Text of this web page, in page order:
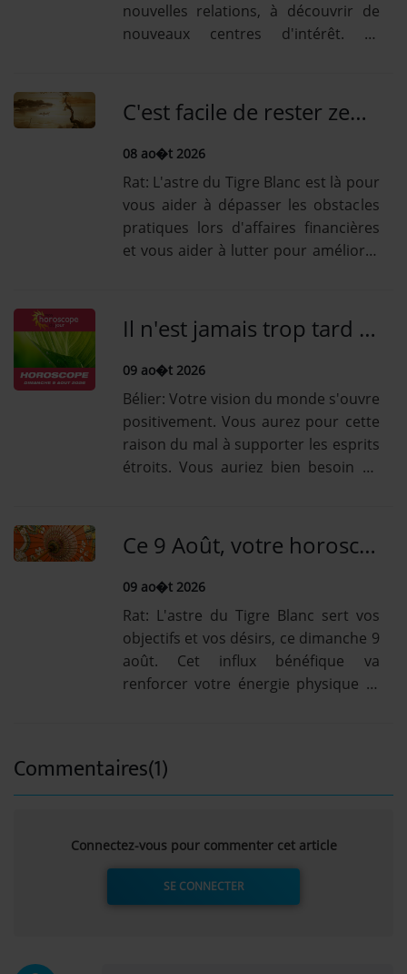
nouvelles relations, à découvrir de
nouveaux centres d'intérêt. Le
passer du bon [...] Lire la
suiteTaureau: Ne vous laissez pas
déborder par le...
C'est facile de rester zen avec l'horoscope chinois quotidien! Lire celui du 8 Août!
08 ao�t 2026
Rat: L'astre du Tigre Blanc est là pour
vous aider à dépasser les obstacles
pratiques lors d'affaires financières
et vous aider à lutter pour améliorer
suiteBoeuf: Vos projets s'installent
et...
Il n'est jamais trop tard pour parcourir son horoscope de ce dimanche 9 Août. Et c'est 100% gratuit!
09 ao�t 2026
Bélier: Votre vision du monde s'ouvre
positivement. Vous aurez pour cette
raison du mal à supporter les esprits
étroits. Vous auriez bien besoin de
est là, ne le [...] Lire la suiteTaureau:
Vous jouez avec le feu sans vous...Ce 9 Août, votre horoscope chinois vous renseigne de vos amours, votre argent, travail, forme et vie-sociale !
09 ao�t 2026
Rat: L'astre du Tigre Blanc sert vos
objectifs et vos désirs, ce dimanche 9
août. Cet influx bénéfique va
renforcer votre énergie physique et
suiteBoeuf: Votre succès est actif
aujourd'hui...
Commentaires(1)
Connectez-vous pour commenter cet article
SE CONNECTER